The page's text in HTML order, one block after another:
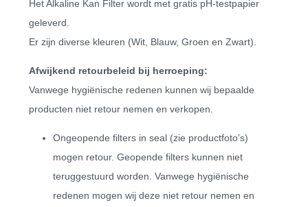
Het Alkaline Kan Filter wordt met gratis pH-testpapier
geleverd.
Er zijn diverse kleuren (Wit, Blauw, Groen en Zwart).
Afwijkend retourbeleid bij herroeping:
Vanwege hygiënische redenen kunnen wij bepaalde
producten niet retour nemen en verkopen.
Ongeopende filters in seal (zie productfoto’s)
mogen retour. Geopende filters kunnen niet
teruggestuurd worden. Vanwege hygiënische
redenen mogen wij deze niet retour nemen en